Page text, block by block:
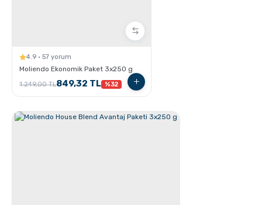
4.9 · 57 yorum
Moliendo Ekonomik Paket 3x250 g
1.249,00 TL849,32 TL %32